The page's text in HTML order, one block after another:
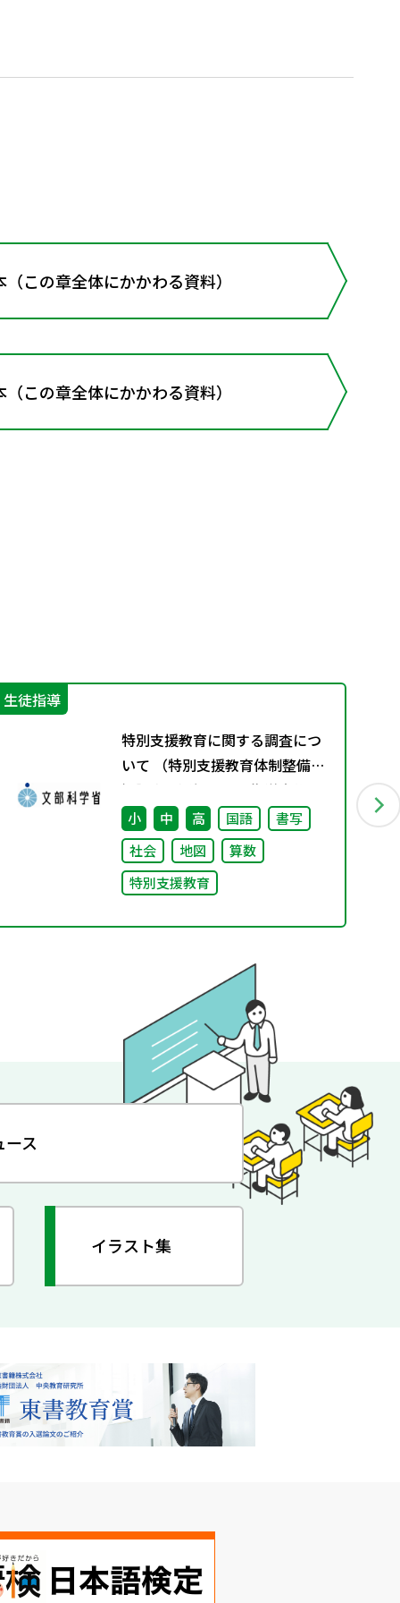
この章全体にかかわる資料）
この章全体にかかわる資料）
生徒指導
特別支援教育に関する調査につ
いて （特別支援教育体制整備状
況調査、通級による指導実施状
況調査）
小 中 高 国語
書写
社会
地図
算数
特別支援教育
ース
イラスト集